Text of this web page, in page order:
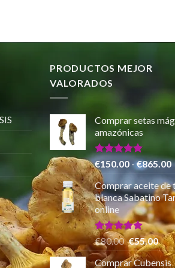
PRODUCTOS MEJOR
VALORADOS
Comprar setas
amazónicas
Valorado
con5.00
de 5
€150.00 -€865.00
Comprar aceite de
blanca Sabatino
online
Valorado
con5.00
de 5
€80.00 El
precio
original
€55.00El
Comprar Cubensis